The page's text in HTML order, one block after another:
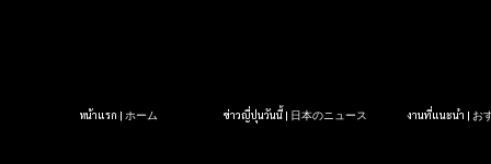
หน้าแรก | ホーム ข่าวญี่ปุ่นวันนี้ | 日本のニュース งานที่แนะนำ | お